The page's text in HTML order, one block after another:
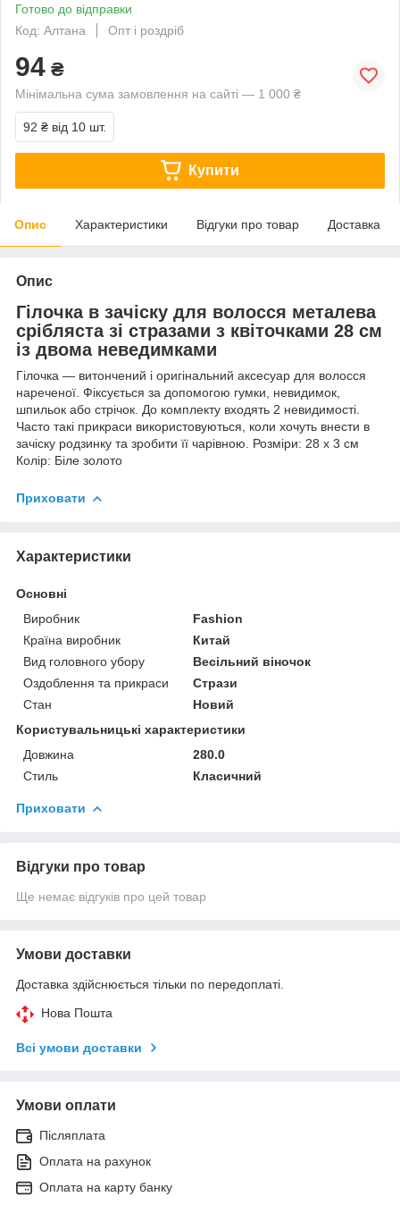
Готово до відправки
Код: Алтана
Опт і роздріб
94 ₴
Мінімальна сума замовлення на сайті — 1 000 ₴
92 ₴ від 10 шт.
Купити
Опис Характеристики Відгуки про товар Доставка
Опис
Гілочка в зачіску для волосся металева
срібляста зі стразами з квіточками 28 см
із двома неведимками
Гілочка — витончений і оригінальний аксесуар для волосся
нареченої. Фіксується за допомогою гумки, невидимок,
шпильок або стрічок. До комплекту входять 2 невидимості.
Часто такі прикраси використовуються, коли хочуть внести в
зачіску родзинку та зробити її чарівною. Розміри: 28 х 3 см
Колір: Біле золото
Приховати
Характеристики
Основні
Виробник
Fashion
Країна виробник
Китай
Вид головного убору
Весільний віночок
Оздоблення та прикраси
Стрази
Стан
Новий
Користувальницькі характеристики
Довжина
280.0
Стиль
Класичний
Приховати
Відгуки про товар
Ще немає відгуків про цей товар
Умови доставки
Доставка здійснюється тільки по передоплаті.
Нова Пошта
Всі умови доставки
Умови оплати
Післяплата
Оплата на рахунок
Оплата на карту банку